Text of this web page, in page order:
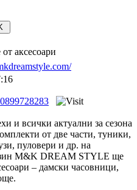
аксесоари
0899728283
и всички актуални за сезона
от две части, туники,
пуловери и др. на
M&K DREAM STYLE ще
– дамски часовници,